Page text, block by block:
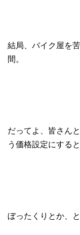
結局、バイク屋を
間。
だってよ、皆さん
う価格設定にすると
ぼったくりとか、